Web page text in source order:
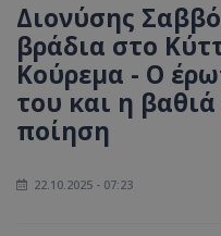
Διονύσης
βράδια στο
Κούρεμα - Ο
του και η
ποίηση
22.10.2025 - 07:23